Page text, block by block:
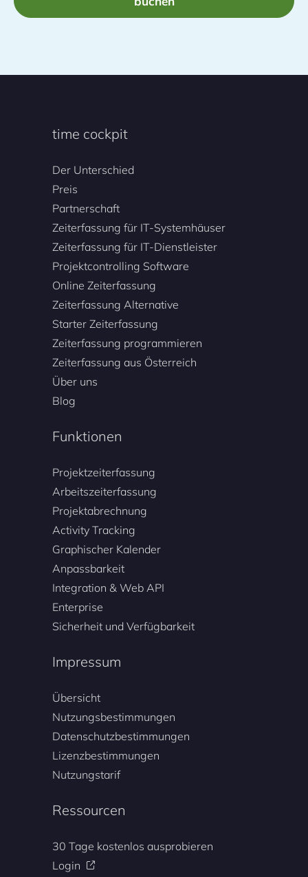
time cockpit
Der Unterschied
Preis
Partnerschaft
Zeiterfassung für IT-Systemhäuser
Zeiterfassung für IT-Dienstleister
Projektcontrolling Software
Online Zeiterfassung
Zeiterfassung Alternative
Starter Zeiterfassung
Zeiterfassung programmieren
Zeiterfassung aus Österreich
Über uns
Blog
Funktionen
Projektzeiterfassung
Arbeitszeiterfassung
Projektabrechnung
Activity Tracking
Graphischer Kalender
Anpassbarkeit
Integration & Web API
Enterprise
Sicherheit und Verfügbarkeit
Impressum
Übersicht
Nutzungsbestimmungen
Datenschutzbestimmungen
Lizenzbestimmungen
Nutzungstarif
Ressourcen
30 Tage kostenlos ausprobieren
Login